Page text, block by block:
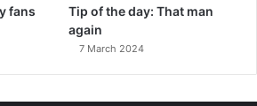
fans
Tip of the day: That man
again
7 March 2024